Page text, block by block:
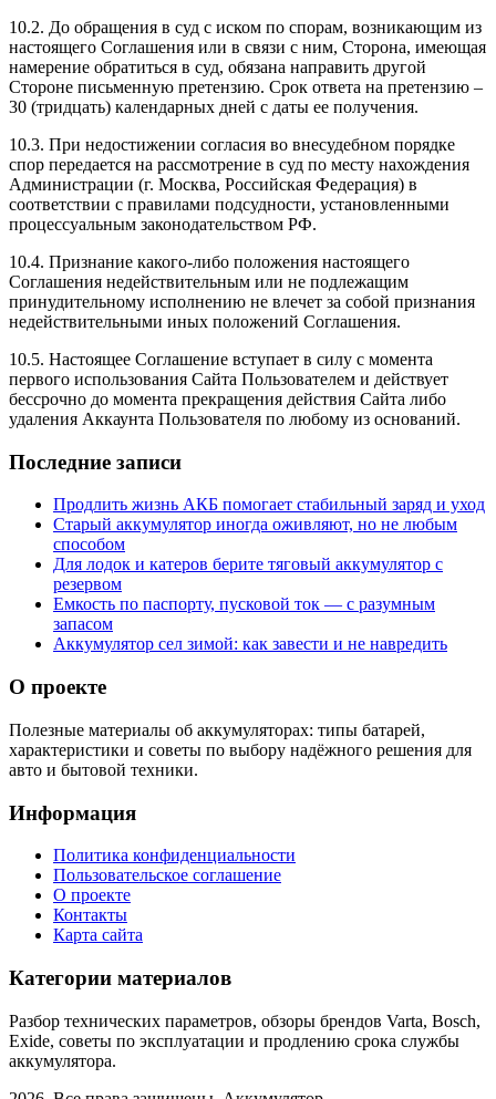
10.2. До обращения в суд с иском по спорам, возникающим из
настоящего Соглашения или в связи с ним, Сторона, имеющая
намерение обратиться в суд, обязана направить другой
Стороне письменную претензию. Срок ответа на претензию –
30 (тридцать) календарных дней с даты ее получения.
10.3. При недостижении согласия во внесудебном порядке
спор передается на рассмотрение в суд по месту нахождения
Администрации (г. Москва, Российская Федерация) в
соответствии с правилами подсудности, установленными
процессуальным законодательством РФ.
10.4. Признание какого-либо положения настоящего
Соглашения недействительным или не подлежащим
принудительному исполнению не влечет за собой признания
недействительными иных положений Соглашения.
10.5. Настоящее Соглашение вступает в силу с момента
первого использования Сайта Пользователем и действует
бессрочно до момента прекращения действия Сайта либо
удаления Аккаунта Пользователя по любому из оснований.
Последние записи
Продлить жизнь АКБ помогает стабильный заряд и уход
Старый аккумулятор иногда оживляют, но не любым
способом
Для лодок и катеров берите тяговый аккумулятор с
резервом
Емкость по паспорту, пусковой ток — с разумным
запасом
Аккумулятор сел зимой: как завести и не навредить
О проекте
Полезные материалы об аккумуляторах: типы батарей,
характеристики и советы по выбору надёжного решения для
авто и бытовой техники.
Информация
Политика конфиденциальности
Пользовательское соглашение
О проекте
Контакты
Карта сайта
Категории материалов
Разбор технических параметров, обзоры брендов Varta, Bosch,
Exide, советы по эксплуатации и продлению срока службы
аккумулятора.